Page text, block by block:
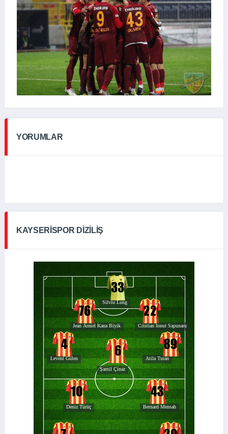
YORUMLAR
KAYSERISPOR DIZILIŞ